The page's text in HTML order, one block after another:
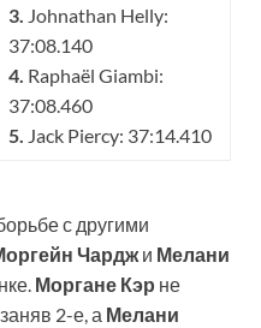
3. Johnathan Helly:
37:08.140
4. Raphaël Giambi:
37:08.460
5. Jack Piercy: 37:14.410
с другими
Чарджи Мелани
Моргане Кэр не
2-е, а Мелани